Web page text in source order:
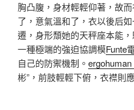
胸凸腹，身材輕輕仰著，故
了，意氣溫和了，衣以後后
遷，身形頹她的天秤座本能
一種極端的強迫協調模Funte
自己的防禦機制。 ergohuman
彬”，前肢輕輕下俯，衣襟則